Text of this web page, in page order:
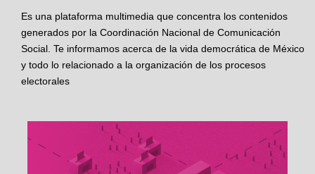
Es una plataforma multimedia que concentra los contenidos
generados por la Coordinación Nacional de Comunicación
Social. Te informamos acerca de la vida democrática de México
y todo lo relacionado a la organización de los procesos
electorales